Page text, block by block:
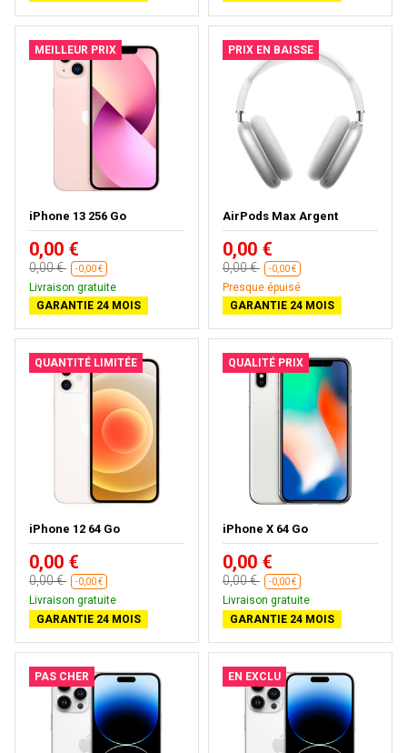
MEILLEUR PRIX
iPhone 13 256 Go
0,00 €
0,00 € -0,00 €
Livraison gratuite
GARANTIE 24 MOIS
PRIX EN BAISSE
AirPods Max Argent
0,00 €
0,00 € -0,00 €
Presque épuisé
GARANTIE 24 MOIS
QUANTITÉ LIMITÉE
iPhone 12 64 Go
0,00 €
0,00 € -0,00 €
Livraison gratuite
GARANTIE 24 MOIS
QUALITÉ PRIX
iPhone X 64 Go
0,00 €
0,00 € -0,00 €
Livraison gratuite
GARANTIE 24 MOIS
PAS CHER EN EXCLU